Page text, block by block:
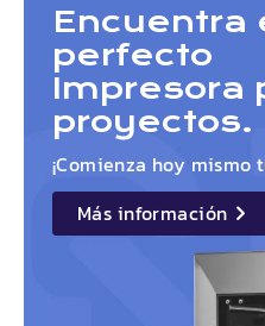
Encuentra
perfecto
Impresora
proyectos.
¡Comienza hoy
details
Más información